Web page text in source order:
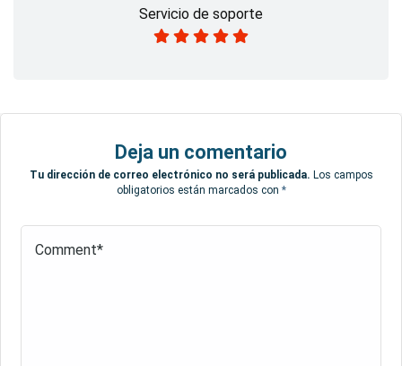
Servicio de soporte
Deja un comentario
Tu dirección de correo electrónico no será publicada. Los campos
obligatorios están marcados con *